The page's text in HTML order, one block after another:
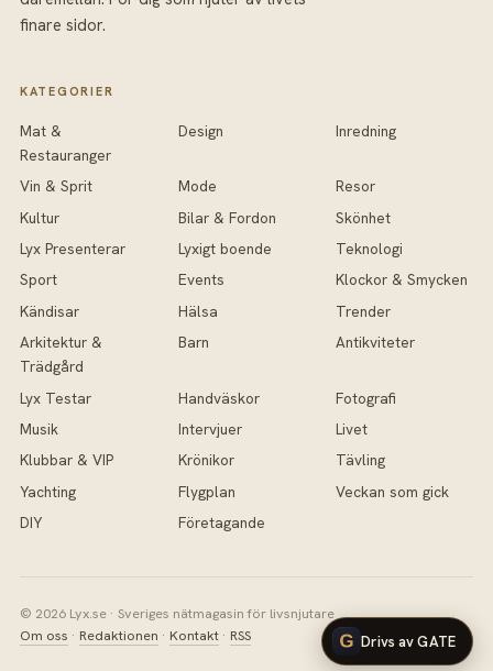
finare sidor.
KATEGORIER
Mat &
Restauranger
Design Inredning
Vin & Sprit Mode
Resor
Kultur
Bilar & Fordon
Skönhet
Lyx Presenterar
Lyxigt boende
Teknologi
Sport
Events
Klockor & Smycken
Kändisar
Hälsa
Trender
Arkitektur &
Trädgård
Barn Antikviteter
Lyx Testar Handväskor
Fotografi
Musik
Intervjuer
Livet
Klubbar & VIP
Krönikor
Tävling
Yachting
Flygplan
Veckan som gick
DIY
Företagande
© 2026 Lyx.se · Sveriges nätmagasin för livsnjutare
Om oss · Redaktionen · Kontakt· RSS Drivs av GATE